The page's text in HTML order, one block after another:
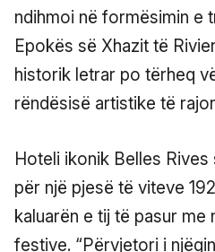
ndihmoi në formësimin e
Epokës së Xhazit të
historik letrar po tërheq
rëndësisë artistike të
Hoteli ikonik Belles
për një pjesë të viteve
kaluarën e tij të pasur me
festive. “Përvjetori i